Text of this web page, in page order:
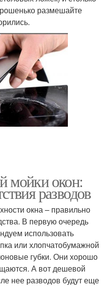
размешайте
мойки окон:
разводов
окна – правильно
В первую очередь
использовать
или хлопчатобумажной
губки. Они хорошо
А вот дешевой
нее разводов будут еще